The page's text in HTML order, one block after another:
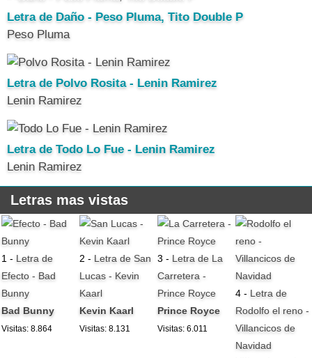
Letra de Daño - Peso Pluma, Tito Double P
Peso Pluma
Letra de Polvo Rosita - Lenin Ramirez
Lenin Ramirez
Letra de Todo Lo Fue - Lenin Ramirez
Lenin Ramirez
Letras mas vistas
1 - Letra de
Efecto - Bad
Bunny
Bad Bunny
Visitas: 8.864
2 - Letra de San
Lucas - Kevin
Kaarl
Kevin Kaarl
Visitas: 8.131
3 - Letra de La
Carretera -
Prince Royce
Prince Royce
Visitas: 6.011
4 - Letra de
Rodolfo el reno -
Villancicos de
Navidad